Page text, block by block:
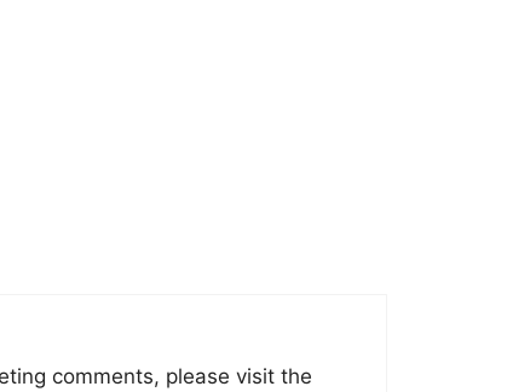
comments, please visit the